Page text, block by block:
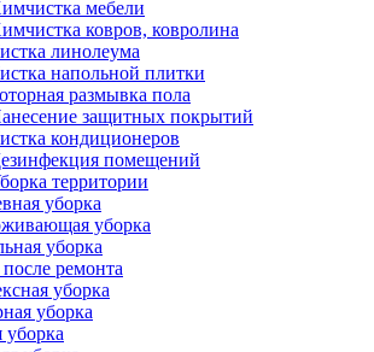
мебели
ковров, ковролина
линолеума
напольной плитки
размывка пола
защитных покрытий
кондиционеров
помещений
территории
уборка
уборка
уборка
ремонта
уборка
уборка
уборка